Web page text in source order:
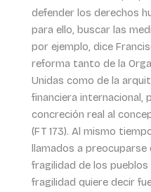
defender los derechos
para ello, buscar las
por ejemplo, dice
reforma tanto de la
Unidas como de la
financiera internacional,
concreción real al
(FT 173). Al mismo
llamados a
fragilidad de los pueblos
fragilidad quiere decir